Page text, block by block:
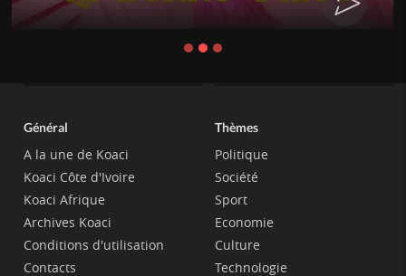
Général
A la une de Koaci
Koaci Côte d'Ivoire
Koaci Afrique
Archives Koaci
Conditions d'utilisation
Contacts
Thèmes
Politique
Société
Sport
Economie
Culture
Technologie